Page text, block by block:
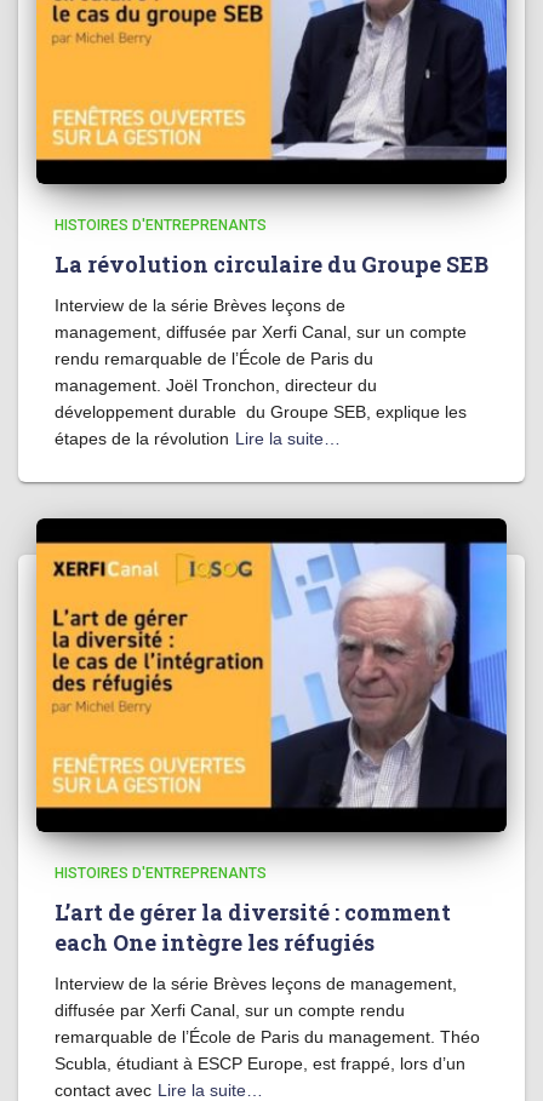
HISTOIRES D'ENTREPRENANTS
La révolution circulaire du Groupe SEB
Interview de la série Brèves leçons de
management, diffusée par Xerfi Canal, sur un compte
rendu remarquable de l’École de Paris du
management. Joël Tronchon, directeur du
développement durable du Groupe SEB, explique les
étapes de la révolution Lire la suite…
HISTOIRES D'ENTREPRENANTS
L’art de gérer la diversité : comment
each One intègre les réfugiés
Interview de la série Brèves leçons de management,
diffusée par Xerfi Canal, sur un compte rendu
remarquable de l’École de Paris du management. Théo
Scubla, étudiant à ESCP Europe, est frappé, lors d’un
contact avec Lire la suite…